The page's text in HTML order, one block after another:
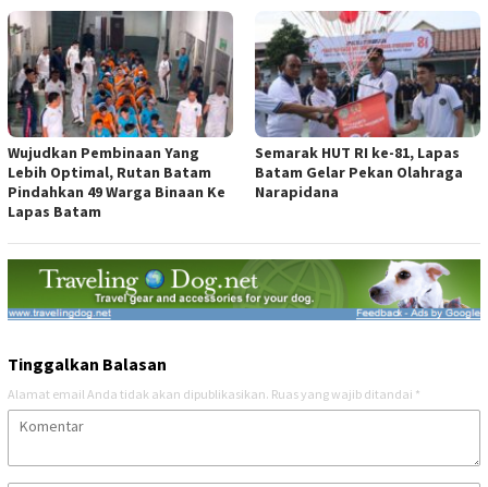
Wujudkan Pembinaan Yang
Lebih Optimal, Rutan Batam
Pindahkan 49 Warga Binaan Ke
Lapas Batam
Semarak HUT RI ke-81, Lapas
Batam Gelar Pekan Olahraga
Narapidana
Tinggalkan Balasan
Alamat email Anda tidak akan dipublikasikan. Ruas yang wajib ditandai *